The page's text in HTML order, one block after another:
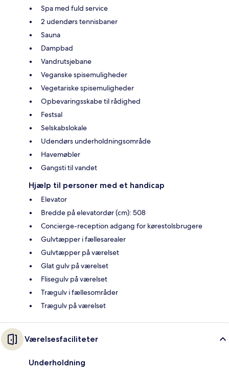
Spa med fuld service
2 udendørs tennisbaner
Sauna
Dampbad
Vandrutsjebane
Veganske spisemuligheder
Vegetariske spisemuligheder
Opbevaringsskabe til rådighed
Festsal
Selskabslokale
Udendørs underholdningsområde
Havemøbler
Gangsti til vandet
Hjælp til personer med et handicap
Elevator
Bredde på elevatordør (cm): 508
Concierge-reception adgang for kørestolsbrugere
Gulvtæpper i fællesarealer
Gulvtæpper på værelset
Glat gulv på værelset
Flisegulv på værelset
Trægulv i fællesområder
Trægulv på værelset
Værelsesfaciliteter
Underholdning